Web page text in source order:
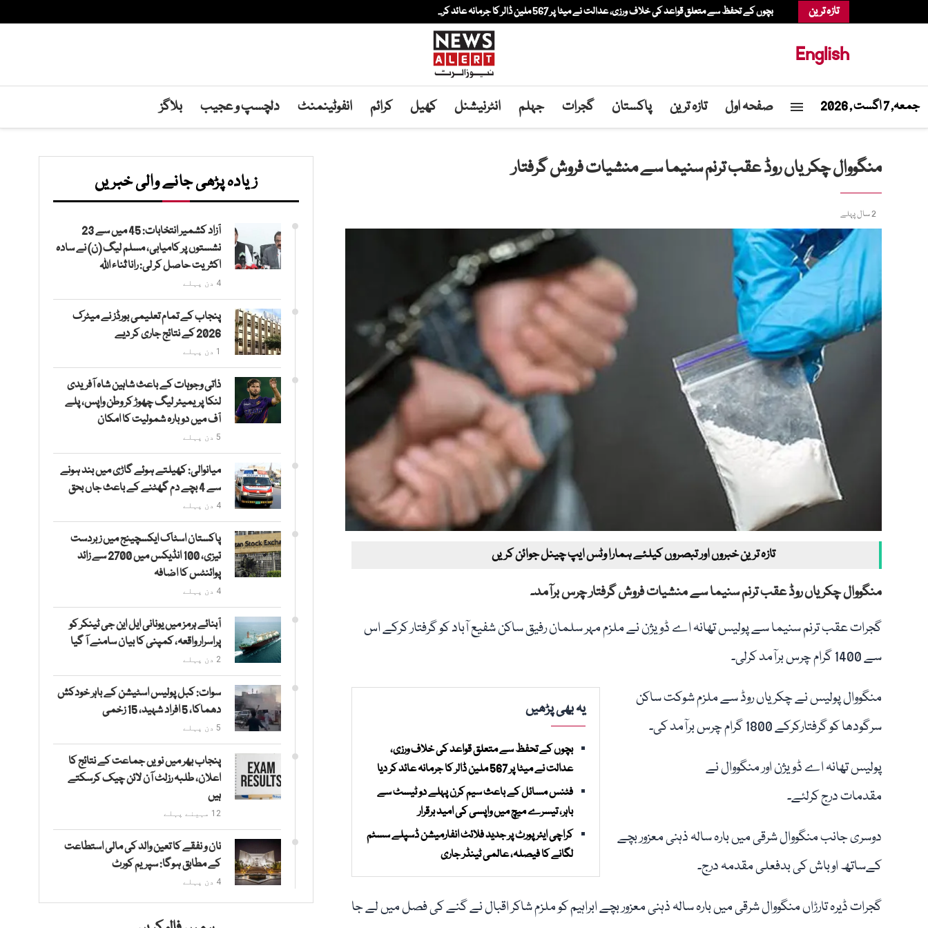
تازہ ترین بچوں کے تحفظ سے متعلق قواعد کی خلاف ورزی، عدالت نے میٹا پر 567 ملین ڈالر کا جرمانہ عائد کر...
English
جمعہ, 7 اگست , 2026 صفحہ اول تازہ ترین پاکستان گجرات جہلم انٹرنیشنل کھیل کرائم انفوٹینمنٹ دلچسپ و عجیب بلاگز
منگووال چکریاں روڈ عقب ترنم سنیما سے منشیات فروش گرفتار
2 سال پہلے
تازہ ترین خبروں اور تبصروں کیلئے ہمارا وٹس ایپ چینل جوائن کریں
منگووال چکریاں روڈ عقب ترنم سنیما سے منشیات فروش گرفتار چرس برآمد۔
گجرات عقب ترنم سنیما سے پولیس تھانہ اے ڈویژن نے ملزم مہر سلمان رفیق ساکن شفیع آباد کو گرفتار کرکے اس
سے 1400 گرام چرس برآمد کرلی۔
یہ بھی پڑھیں
بچوں کے تحفظ سے متعلق قواعد کی خلاف ورزی،
عدالت نے میٹا پر 567 ملین ڈالر کا جرمانہ عائد کر دیا
فٹنس مسائل کے باعث سیم کرن پہلے دو ٹیسٹ سے
باہر، تیسرے میچ میں واپسی کی امید برقرار
کراچی ایئرپورٹ پر جدید فلائٹ انفارمیشن ڈسپلے سسٹم
لگانے کا فیصلہ، عالمی ٹینڈر جاری
منگووال پولیس نے چکریاں روڈ سے ملزم شوکت ساکن
سرگودھا کو گرفتارکرکے 1800 گرام چرس برآمد کی۔
پولیس تھانہ اے ڈویژن اور منگووال نے
مقدمات درج کرلئے۔
دوسری جانب منگووال شرقی میں بارہ سالہ ذہنی معزور بچے
کےساتھ اوباش کی بدفعلی مقدمہ درج۔
گجرات ڈیرہ تارڑاں منگووال شرقی میں بارہ سالہ ذہنی معزور بچے ابراہیم کو ملزم شاکر اقبال نے گنے کی فصل میں لے جا
زیادہ پڑھی جانے والی خبریں
آزاد کشمیر انتخابات: 45 میں سے 23
نشستوں پر کامیابی، مسلم لیگ (ن) نے سادہ
اکثریت حاصل کر لی: رانا ثناء اللہ
4 دن پہلے
پنجاب کے تمام تعلیمی بورڈز نے میٹرک
2026 کے نتائج جاری کر دیے
1 دن پہلے
ذاتی وجوہات کے باعث شاہین شاہ آفریدی
لنکا پریمیئر لیگ چھوڑ کر وطن واپس، پلے
آف میں دوبارہ شمولیت کا امکان
5 دن پہلے
میانوالی: کھیلتے ہوئے گاڑی میں بند ہونے
سے 4 بچے دم گھٹنے کے باعث جاں بحق
4 دن پہلے
پاکستان اسٹاک ایکسچینج میں زبردست
تیزی، 100 انڈیکس میں 2700 سے زائد
پوائنٹس کا اضافہ
4 دن پہلے
آبنائے ہرمز میں یونانی ایل این جی ٹینکر کو
پراسرار واقعہ، کمپنی کا بیان سامنے آ گیا
2 دن پہلے
سوات: کبل پولیس اسٹیشن کے باہر خودکش
دھماکا، 5 افراد شہید، 15 زخمی
5 دن پہلے
پنجاب بھر میں نویں جماعت کے نتائج کا
اعلان، طلبہ رزلٹ آن لائن چیک کرسکتے
ہیں
12 مہینے پہلے
نان و نفقے کا تعین والد کی مالی استطاعت
کے مطابق ہوگا: سپریم کورٹ
4 دن پہلے